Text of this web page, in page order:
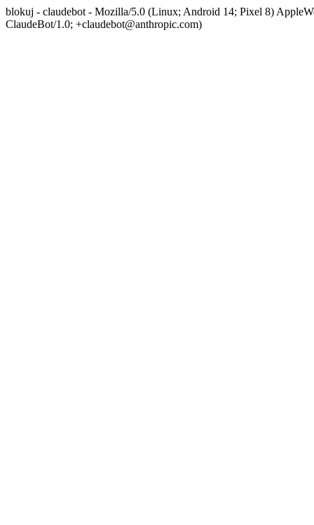
blokuj - claudebot - Mozilla/5.0 (Linux; Android 14; Pixel 8)
ClaudeBot/1.0; +claudebot@anthropic.com)